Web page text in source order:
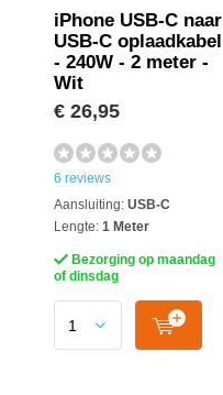
iPhone USB-C naar
USB-C oplaadkabel
- 240W - 2 meter -
Wit
€ 26,95
6 reviews
Aansluiting:USB-C
Lengte:1 Meter
Bezorging op maandag
of dinsdag